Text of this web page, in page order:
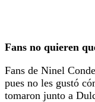
Fans no quieren
Fans de Ninel
pues no les gustó
tomaron junto a